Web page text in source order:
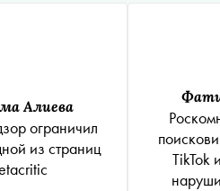
Алиева
ограничил
из страниц
TikTok